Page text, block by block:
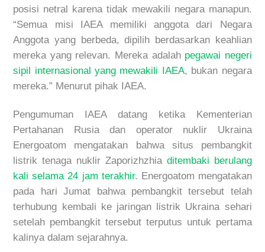
posisi netral karena tidak mewakili negara manapun.
“Semua misi IAEA memiliki anggota dari Negara
Anggota yang berbeda, dipilih berdasarkan keahlian
mereka yang relevan. Mereka adalah pegawai negeri
sipil internasional yang mewakili IAEA, bukan negara
mereka.” Menurut pihak IAEA.
Pengumuman IAEA datang ketika Kementerian
Pertahanan Rusia dan operator nuklir Ukraina
Energoatom mengatakan bahwa situs pembangkit
listrik tenaga nuklir Zaporizhzhia ditembaki berulang
kali selama 24 jam terakhir. Energoatom mengatakan
pada hari Jumat bahwa pembangkit tersebut telah
terhubung kembali ke jaringan listrik Ukraina sehari
setelah pembangkit tersebut terputus untuk pertama
kalinya dalam sejarahnya.